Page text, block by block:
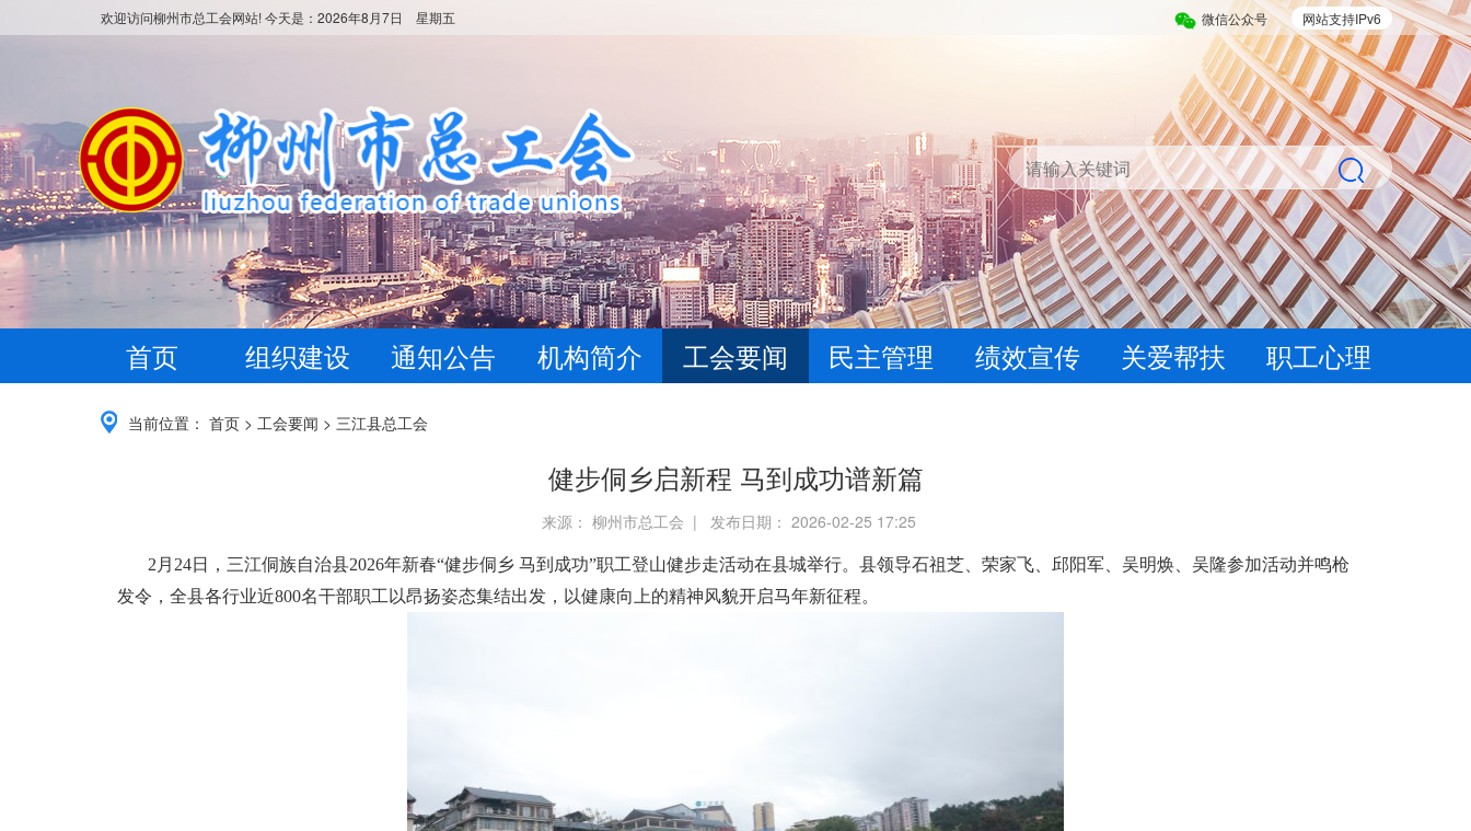
网站支持IPv6
微信公众号
欢迎访问柳州市总工会网站! 今天是： 2026年8月7日 星期五
首页 组织建设 通知公告 机构简介 工会要闻 民主管理 绩效宣传 关爱帮扶 职工心理
当前位置： 首页 > 工会要闻 > 三江县总工会
健步侗乡启新程 马到成功谱新篇
来源： 柳州市总工会 | 发布日期： 2026-02-25 17:25
2月24日，三江侗族自治县2026年新春“健步侗乡 马到成功”职工登山健步走活动在县城举行。县领导石祖芝、荣家飞、邱阳军、吴明焕、吴隆参加活动并鸣枪
发令，全县各行业近800名干部职工以昂扬姿态集结出发，以健康向上的精神风貌开启马年新征程。